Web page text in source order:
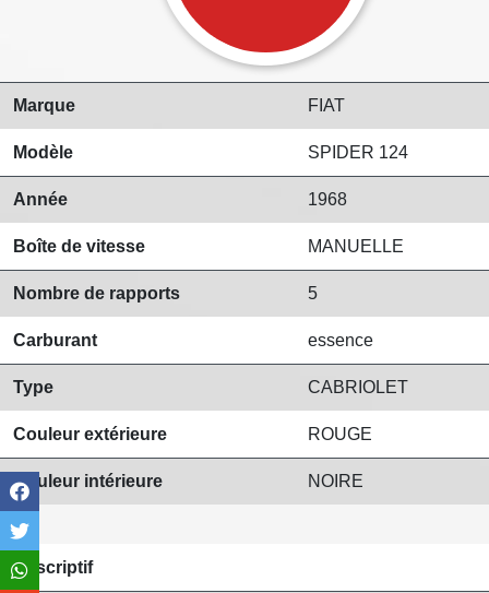
Marque FIAT
Modèle SPIDER 124
Année 1968
Boîte de vitesse MANUELLE
Nombre de rapports 5
Carburant essence
Type CABRIOLET
Couleur extérieure ROUGE
Couleur intérieure NOIRE
Descriptif